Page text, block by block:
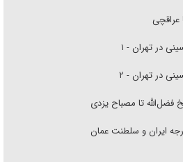
عراقچی
در تهران - ۱
در تهران - ۲
فضل‌الله تا مصباح یزدی
ایران و سلطنت عمان